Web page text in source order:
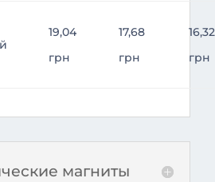
19,04
грн
17,68
грн
16,32
грн
магниты